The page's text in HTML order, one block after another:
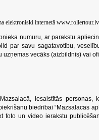
elektroniski internetā www.rollertour.lv
numuru, ar parakstu
par savu sagatavotību,
vecāks (aizbildnis) vai
iesaistītās
biedrībai “Mazsalacas
foto un video ierakstu